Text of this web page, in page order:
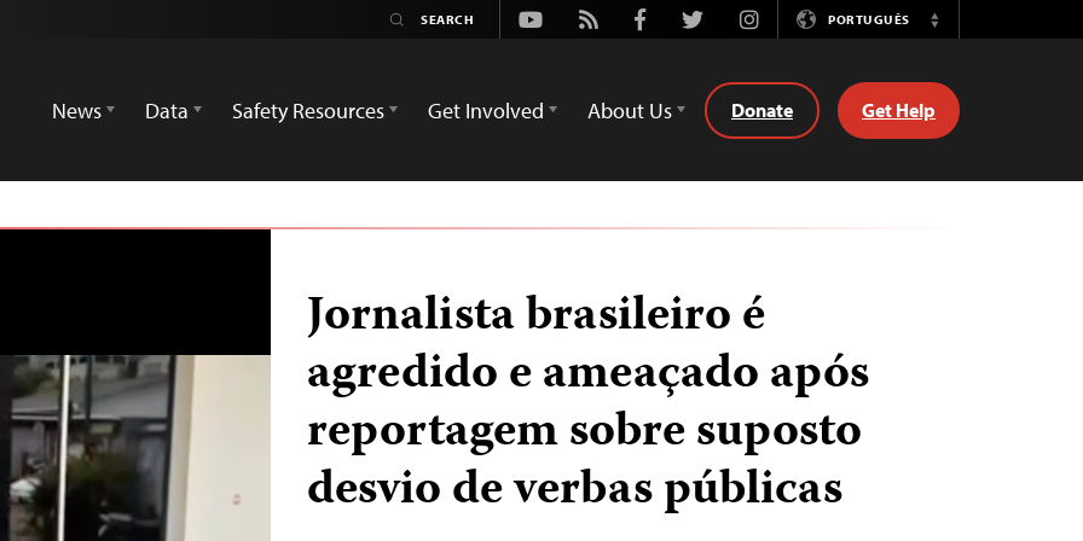
Youtube
Rss FacebookTwitterInstagramPORTUGUÊS
Switch
News
Data Safety Resources Get Involved About Us Donate Get Help
Jornalista brasileiro é
agredido e ameaçado após
reportagem sobre suposto
desvio de verbas públicas